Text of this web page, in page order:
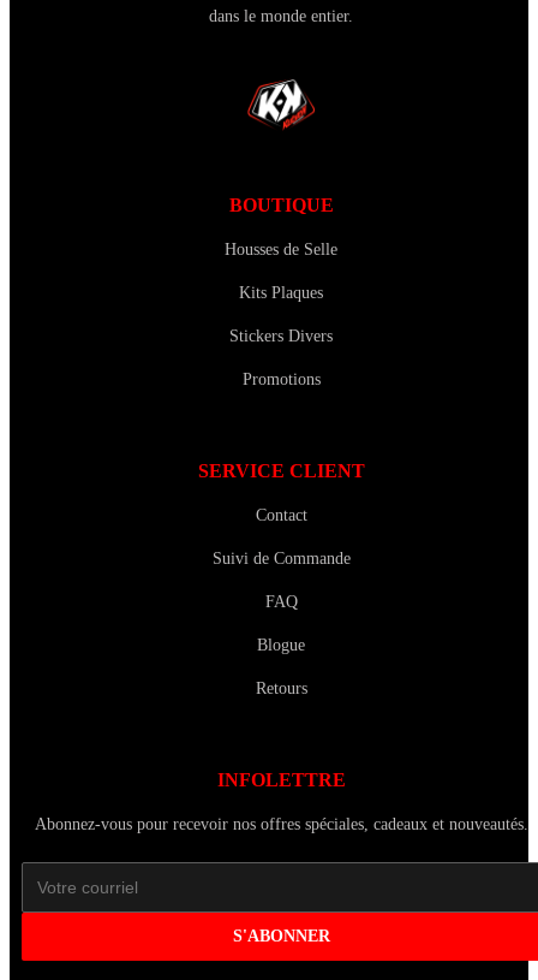
dans le monde entier.
BOUTIQUE
Housses de Selle
Kits Plaques
Stickers Divers
Promotions
SERVICE CLIENT
Contact
Suivi de Commande
FAQ
Blogue
Retours
INFOLETTRE
Abonnez-vous pour recevoir nos offres spéciales, cadeaux et nouveautés.
S'ABONNER